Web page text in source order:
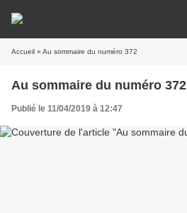
Accueil » Au sommaire du numéro 372
Au sommaire du numéro 372
Publié le 11/04/2019 à 12:47